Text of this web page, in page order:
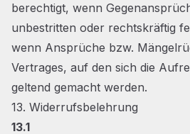
berechtigt, wenn
unbestritten oder rechtskräftig
wenn Ansprüche bzw.
Vertrages, auf den sich die
geltend gemacht werden.
13. Widerrufsbelehrung
13.1